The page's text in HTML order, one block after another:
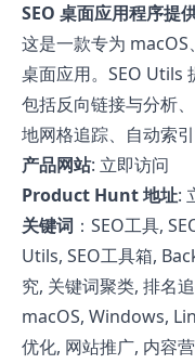
SEO 桌面应用程序提
这是一款专为
桌面应用。SEO Utils
包括反向链接与分析
地网格追踪、自动索引
产品网站: 立即访问
Product Hunt 地址:
关键词 ：SEO工具,
Utils, SEO工具箱,
究, 关键词聚类, 排名
macOS, Windows,
优化, 网站推广, 内容